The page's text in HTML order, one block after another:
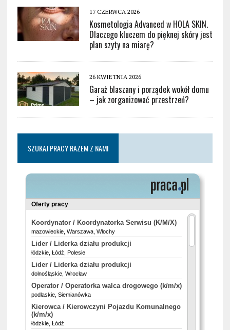
17 CZERWCA 2026
Kosmetologia Advanced w HOLA SKIN.
Dlaczego kluczem do pięknej skóry jest
plan szyty na miarę?
26 KWIETNIA 2026
Garaż blaszany i porządek wokół domu
– jak zorganizować przestrzeń?
SZUKAJ PRACY RAZEM Z NAMI